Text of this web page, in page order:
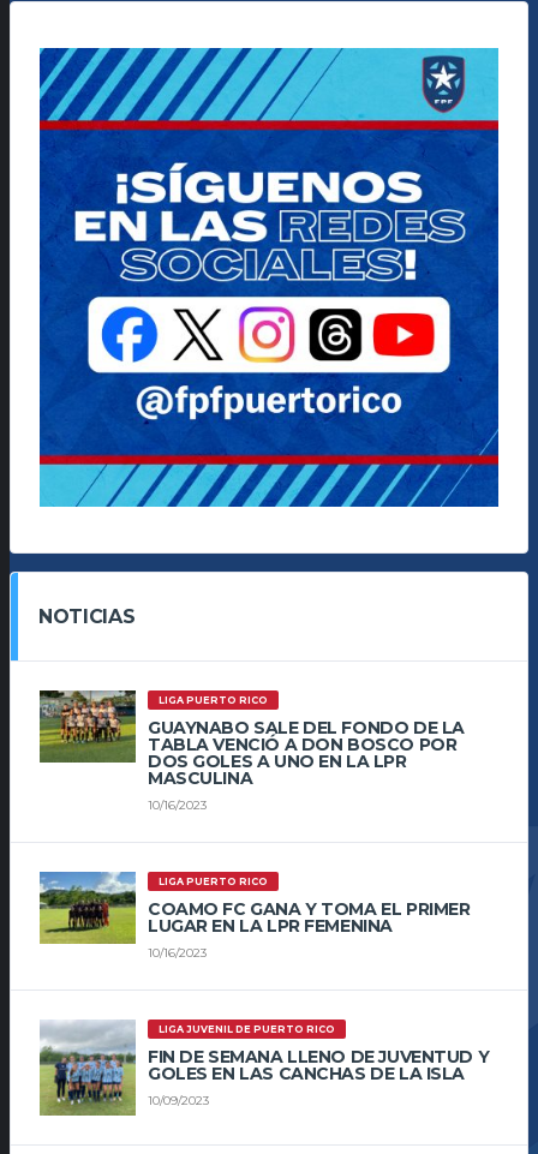
NOTICIAS
LIGA PUERTO RICO
GUAYNABO SALE DEL FONDO DE LA
TABLA VENCIÓ A DON BOSCO POR
DOS GOLES A UNO EN LA LPR
MASCULINA
10/16/2023
LIGA PUERTO RICO
COAMO FC GANA Y TOMA EL PRIMER
LUGAR EN LA LPR FEMENINA
10/16/2023
LIGA JUVENIL DE PUERTO RICO
FIN DE SEMANA LLENO DE JUVENTUD Y
GOLES EN LAS CANCHAS DE LA ISLA
10/09/2023